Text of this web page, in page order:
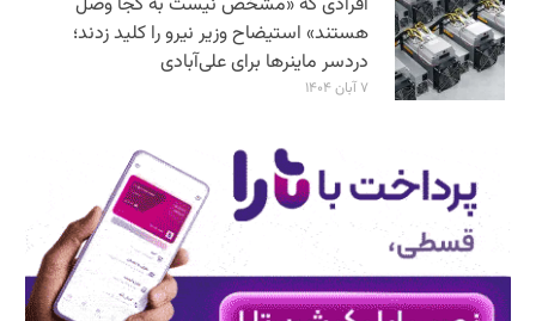
هستند» استیضاح وزیر نیرو را کلید زدند؛
دردسر ماینرها برای علی‌آبادی
۷ آبان ۱۴۰۴